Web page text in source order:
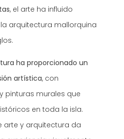
, el arte ha influido
arquitectura mallorquina
ha proporcionado un
artística, con
pinturas murales que
en toda la isla.
arte y arquitectura da